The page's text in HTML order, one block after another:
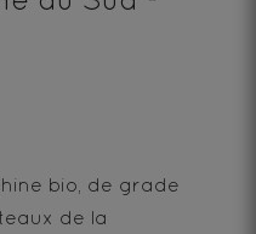
bio, de grade
de la